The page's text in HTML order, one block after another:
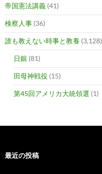
帝国憲法講義 (41)
検察人事 (36)
誰も教えない時事と教養 (3,128)
日銀 (81)
田母神戦役 (15)
第45回アメリカ大統領選 (1)
最近の投稿